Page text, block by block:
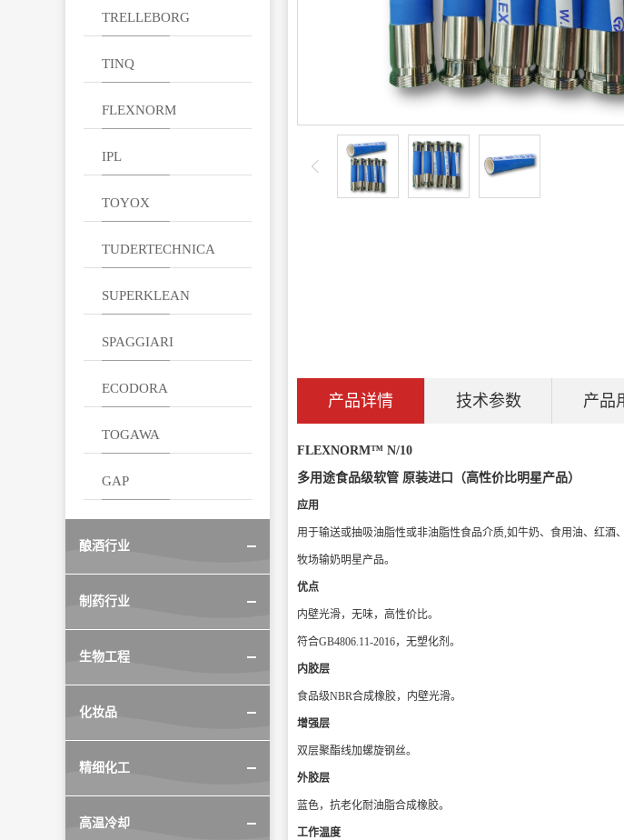
TRELLEBORG
TINQ
FLEXNORM
IPL
TOYOX
TUDERTECHNICA
SUPERKLEAN
SPAGGIARI
ECODORA
TOGAWA
GAP
酿酒行业
制药行业
生物工程
化妆品
精细化工
高温冷却
产品详情 技术参数 产品
FLEXNORM™ N/10
多用途食品级软管 原装进口（高性价比明星产品）
应用
用于输送或抽吸油脂性或非油脂性食品介质,如牛奶、食用油、红酒
牧场输奶明星产品。
优点
内壁光滑，无味，高性价比。
符合GB4806.11-2016，无塑化剂。
内胶层
食品级NBR合成橡胶，内壁光滑。
增强层
双层聚酯线加螺旋钢丝。
外胶层
蓝色，抗老化耐油脂合成橡胶。
工作温度